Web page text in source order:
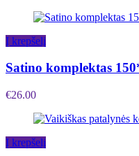
Į krepšelį
Satino komplektas
€26.00
Į krepšelį